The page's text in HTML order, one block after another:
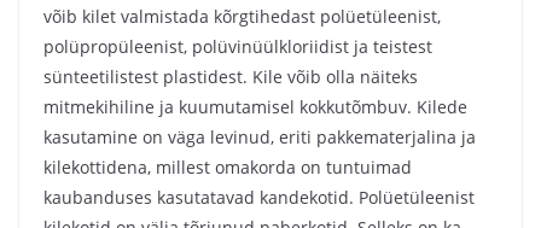
võib kilet valmistada kõrgtihedast polüetüleenist,
polüpropüleenist, polüvinüülkloriidist ja teistest
sünteetilistest plastidest. Kile võib olla näiteks
mitmekihiline ja kuumutamisel kokkutõmbuv. Kilede
kasutamine on väga levinud, eriti pakkematerjalina ja
kilekottidena, millest omakorda on tuntuimad
kaubanduses kasutatavad kandekotid. Polüetüleenist